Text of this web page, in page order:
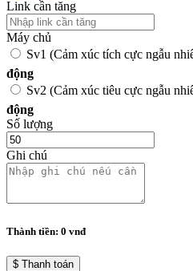
Link cần tăng
Máy chủ
Sv1 (Cảm xúc tích cực ngẫu
động
Sv2 (Cảm xúc tiêu cực ngẫu
động
Số lượng
Ghi chú
Thành tiền: 0 vnđ
$ Thanh toán